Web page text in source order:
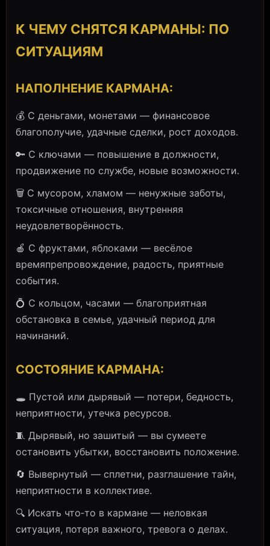
К ЧЕМУ СНЯТСЯ КАРМАНЫ: ПО
СИТУАЦИЯМ
НАПОЛНЕНИЕ КАРМАНА:
💰 С деньгами, монетами — финансовое
благополучие, удачные сделки, рост доходов.
🔑 С ключами — повышение в должности,
продвижение по службе, новые возможности.
🗑️ С мусором, хламом — ненужные заботы,
токсичные отношения, внутренняя
неудовлетворённость.
🍎 С фруктами, яблоками — весёлое
времяпрепровождение, радость, приятные
события.
💍 С кольцом, часами — благоприятная
обстановка в семье, удачный период для
начинаний.
СОСТОЯНИЕ КАРМАНА:
🕳️ Пустой или дырявый — потери, бедность,
неприятности, утечка ресурсов.
🧵 Дырявый, но зашитый — вы сумеете
остановить убытки, восстановить положение.
🔄 Вывернутый — сплетни, разглашение тайн,
неприятности в коллективе.
🔍 Искать что‑то в кармане — неловкая
ситуация, потеря важного, тревога о делах.